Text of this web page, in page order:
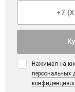
Нажимая на
персональных